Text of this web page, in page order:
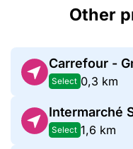
Other
Carrefour -
Select 0,3 km
Intermarché
Select 1,6 km